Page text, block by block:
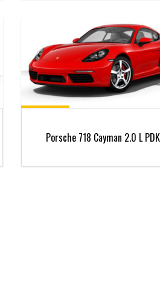
Porsche 718 Cayman 2.0 L PDK